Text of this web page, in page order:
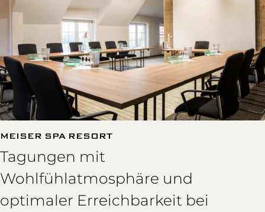
MEISER SPA RESORT
Tagungen mit
Wohlfühlatmosphäre und
optimaler Erreichbarkeit bei